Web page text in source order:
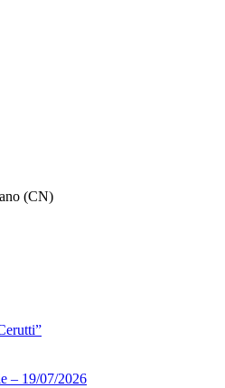
(CN)
– 19/07/2026